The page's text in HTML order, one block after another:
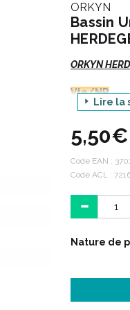
ORKYN
Bassin
ORKYN
Vte/NR
Matière :
>> Voir
>> Voir
Lire la
5,50€
Code EAN :
Code ACL :
Nature de